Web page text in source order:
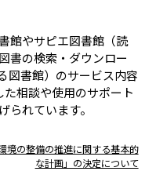
館やサピエ図書館（読
書の検索・ダウンロー
図書館）のサービス内容
相談や使用のサポート
られています。
境の整備の推進に関する基本的
な計画」の決定について